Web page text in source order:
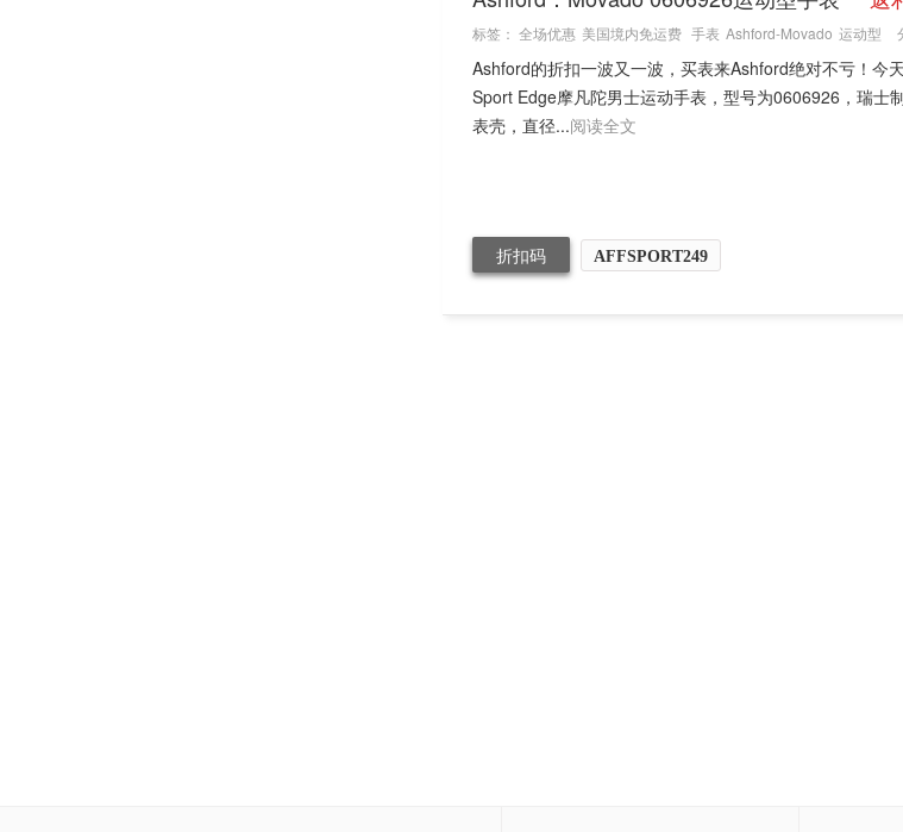
标签： 全场优惠 美国境内免运费 手表 Ashford-Movado 运动型
Ashford的折扣一波又一波，买表来Ashford绝对不亏！今
Sport Edge摩凡陀男士运动手表，型号为0606926，瑞士
表壳，直径...阅读全文
折扣码 AFFSPORT249